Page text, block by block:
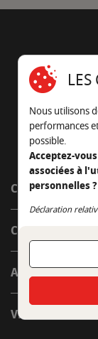
CÔTÉ OUTDOOR
CÔTÉ INDOOR
AUTOUR DE LA
VENIR EN
Nous utilisons
performances
possible.
Acceptez-
associées à
personnelles ?
Déclaration